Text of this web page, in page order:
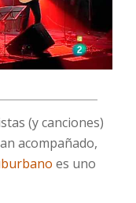
(y canciones)
acompañado,
es uno